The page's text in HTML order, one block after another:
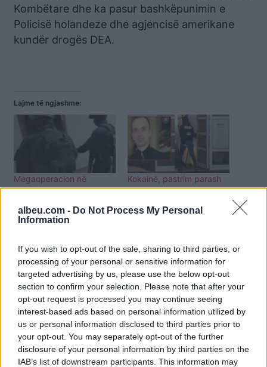
albeu.com - Do Not Process My Personal
Information
If you wish to opt-out of the sale, sharing to third parties, or
processing of your personal or sensitive information for
targeted advertising by us, please use the below opt-out
section to confirm your selection. Please note that after your
opt-out request is processed you may continue seeing
interest-based ads based on personal information utilized by
us or personal information disclosed to third parties prior to
your opt-out. You may separately opt-out of the further
disclosure of your personal information by third parties on the
IAB’s list of downstream participants. This information may
Kombëtare dhe ka pasur bashkëpunimin e
Policisë holandeze dhe agjencisë amerikane
kundër drogës DEA.
Lajme të ngjashme:
Megaoperacion në
Ekuador dhe Spanjë
sekuestrohen mbi 2 tonë
drogë. Kush është “koka”
Kokainë, pastrim parash
dhe evazion fiskal, nga
organizata “Fracascia”, si
Dënohet organizata
kriminale në Spanjë: 800
kg “e bardhë” nga
Kolumbia do t’i dorëzohej